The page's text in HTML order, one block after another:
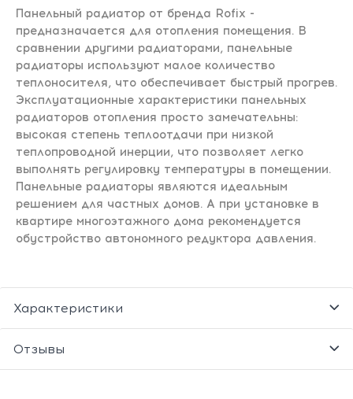
Панельный радиатор от бренда Rofix -
предназначается для отопления помещения. В
сравнении другими радиаторами, панельные
радиаторы используют малое количество
теплоносителя, что обеспечивает быстрый прогрев.
Эксплуатационные характеристики панельных
радиаторов отопления просто замечательны:
высокая степень теплоотдачи при низкой
теплопроводной инерции, что позволяет легко
выполнять регулировку температуры в помещении.
Панельные радиаторы являются идеальным
решением для частных домов. А при установке в
квартире многоэтажного дома рекомендуется
обустройство автономного редуктора давления.
Характеристики
Отзывы